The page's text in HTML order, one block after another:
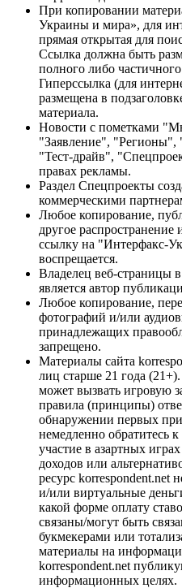
При копировании
Украины и мира», для
прямая открытая для
Ссылка должна быть
полного либо
Гиперссылка (для
размещена в
материала.
Новости с пометками
"Заявление",
"Тест-драйв",
правах рекламы.
Раздел Спецпроекты
коммерческими
Любое копирование,
другое
ссылку на "Интерфакс-
воспрещается.
Владелец веб-страницы
является автор
Любое копирование,
фотографий и/или
принадлежащих
запрещено.
Материалы сайта
лиц старше 21 года
может вызвать игровую
правила (принципы)
обнаружении первых
немедленно обратитесь
участие в азартных
доходов или
ресурс korrespondent.net
и/или виртуальные
какой форме оплату
связаны/могут быть
букмекерами или
материалы на
korrespondent.net
информационных целях.